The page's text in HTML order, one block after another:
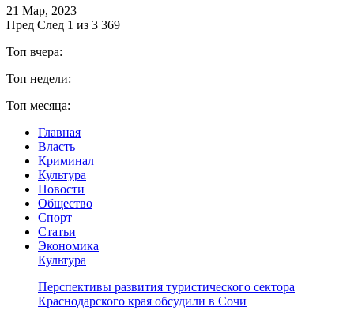
21 Мар, 2023
Пред След 1 из 3 369
Топ вчера:
Топ недели:
Топ месяца:
Главная
Власть
Криминал
Культура
Новости
Общество
Спорт
Статьи
Экономика
Культура
Перспективы развития туристического сектора
Краснодарского края обсудили в Сочи